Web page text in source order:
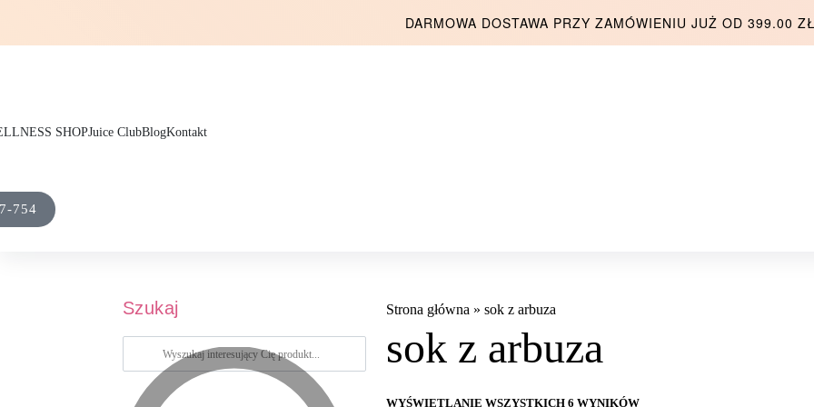
DARMOWA DOSTAWA PRZY ZAMÓWIENIU JUŻ OD 399.00 ZŁ
SHOPJuice ClubBlogKontakt
754
Szukaj Strona główna » sok z arbuza
sok z arbuza
WYŚWIETLANIE WSZYSTKICH 6 WYNIKÓW